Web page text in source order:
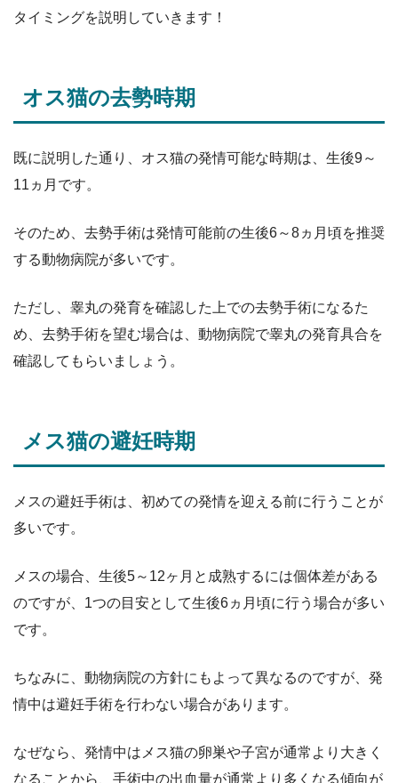
タイミングを説明していきます！
オス猫の去勢時期
既に説明した通り、オス猫の発情可能な時期は、生後9～
11ヵ月です。
そのため、去勢手術は発情可能前の生後6～8ヵ月頃を推奨
する動物病院が多いです。
ただし、睾丸の発育を確認した上での去勢手術になるた
め、去勢手術を望む場合は、動物病院で睾丸の発育具合を
確認してもらいましょう。
メス猫の避妊時期
メスの避妊手術は、初めての発情を迎える前に行うことが
多いです。
メスの場合、生後5～12ヶ月と成熟するには個体差がある
のですが、1つの目安として生後6ヵ月頃に行う場合が多い
です。
ちなみに、動物病院の方針にもよって異なるのですが、発
情中は避妊手術を行わない場合があります。
なぜなら、発情中はメス猫の卵巣や子宮が通常より大きく
なることから、手術中の出血量が通常より多くなる傾向が